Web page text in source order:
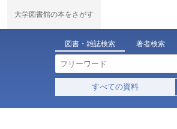
大学図書館の本をさがす
図書・雑誌検索 著者検索
すべての資料